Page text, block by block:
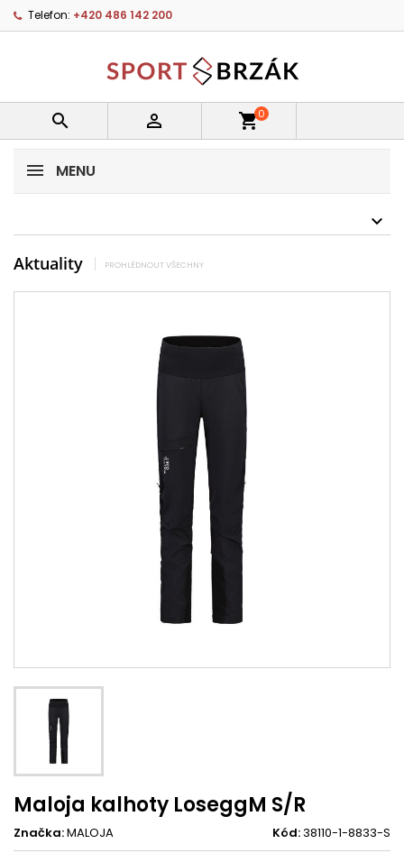
Telefon: +420 486 142 200
  shopping_cart0
MENU
Aktuality PROHLÉDNOUT VŠECHNY
Maloja kalhoty LoseggM S/R
Značka:MALOJA Kód:38110-1-8833-S